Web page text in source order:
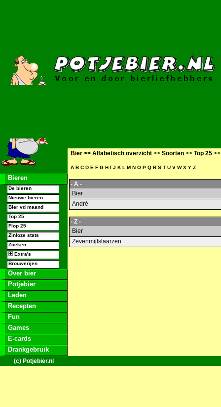
Bieren
De bieren
Nieuwe bieren
Bier vd maand
Top 25
Flop 25
Zinloze stats
Zoeken
Extra's
Brouwerijen
Over bier
Potjebier
Leden
Recepten
Fun
Games
E-cards
Drankgebruik
Bier >> Alfabetisch overzicht >> Soorten >> Top 25
A B C D E F G H I J K L M N O P Q R S T U V W X Y Z
- A -
Bier
André
- Z -
Bier
Zevenmijlslaarzen
(c) Potjebier.nl